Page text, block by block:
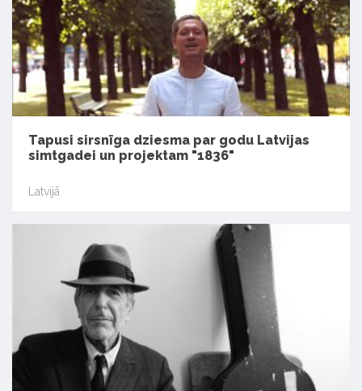
Tapusi sirsnīga dziesma par godu Latvijas
simtgadei un projektam "1836"
Latvijā